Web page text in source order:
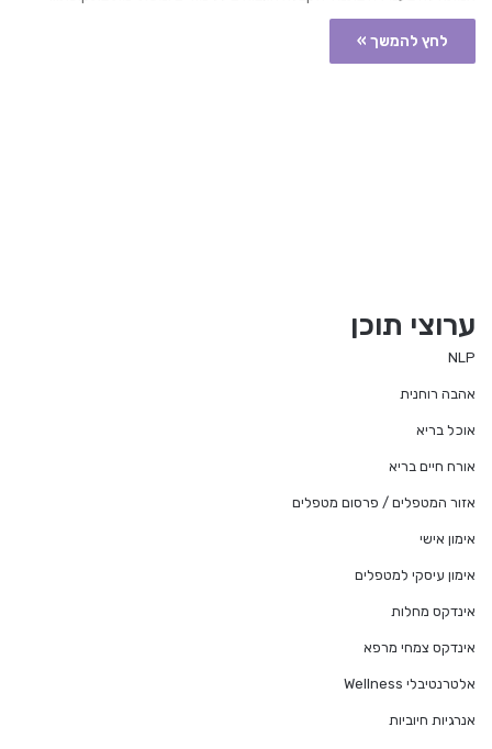
לחץ להמשך »
ערוצי תוכן
NLP
אהבה רוחנית
אוכל בריא
אורח חיים בריא
אזור המטפלים / פרסום מטפלים
אימון אישי
אימון עיסקי למטפלים
אינדקס מחלות
אינדקס צמחי מרפא
אלטרנטיבלי Wellness
אנרגיות חיוביות